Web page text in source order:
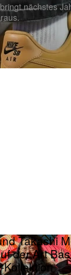
nächstes
Takashi
der Art